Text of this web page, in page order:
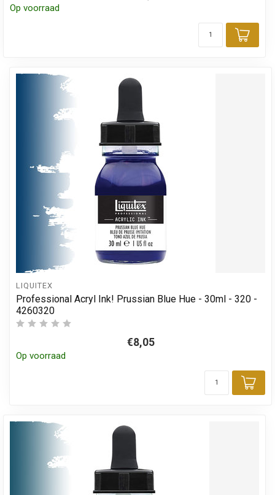
Op voorraad
LIQUITEX
Professional Acryl Ink! Prussian Blue Hue - 30ml - 320 -
4260320
€8,05
Op voorraad